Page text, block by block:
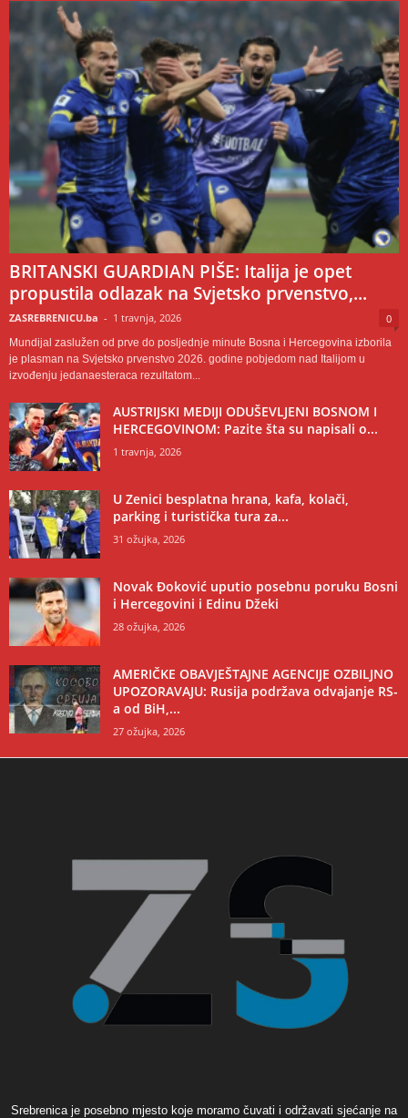
BRITANSKI GUARDIAN PIŠE: Italija je opet
propustila odlazak na Svjetsko prvenstvo,...
ZASREBRENICU.ba - 1 travnja, 2026 0
Mundijal zaslužen od prve do posljednje minute Bosna i Hercegovina izborila
je plasman na Svjetsko prvenstvo 2026. godine pobjedom nad Italijom u
izvođenju jedanaesteraca rezultatom...
AUSTRIJSKI MEDIJI ODUŠEVLJENI BOSNOM I
HERCEGOVINOM: Pazite šta su napisali o...
1 travnja, 2026
U Zenici besplatna hrana, kafa, kolači,
parking i turistička tura za...
31 ožujka, 2026
Novak Đoković uputio posebnu poruku Bosni
i Hercegovini i Edinu Džeki
28 ožujka, 2026
AMERIČKE OBAVJEŠTAJNE AGENCIJE OZBILJNO
UPOZORAVAJU: Rusija podržava odvajanje RS-
a od BiH,...
27 ožujka, 2026
Srebrenica je posebno mjesto koje moramo čuvati i održavati sjećanje na